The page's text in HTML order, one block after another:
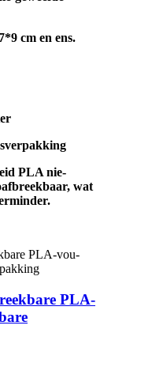
cm en ens.
PLA nie-
wat
PLA-